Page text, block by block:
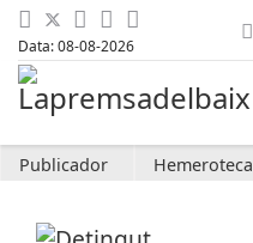
Data: 08-08-2026
Publicador Hemeroteca